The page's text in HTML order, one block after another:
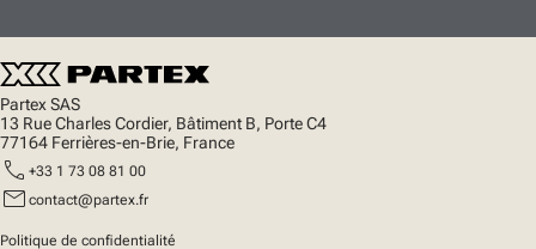
Partex SAS
13 Rue Charles Cordier, Bâtiment B, Porte C4
77164 Ferrières-en-Brie, France
call +33 1 73 08 81 00
mail contact@partex.fr
Politique de confidentialité